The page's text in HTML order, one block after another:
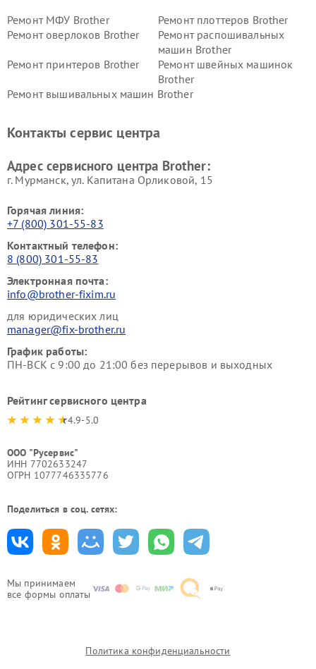
Мы принимаем
все формы оплаты
Ремонт МФУ Brother
Ремонт плоттеров Brother
Ремонт оверлоков Brother
Ремонт распошивальных
машин Brother
Ремонт принтеров Brother
Ремонт швейных машинок
Brother
Ремонт вышивальных машин Brother
Контакты сервис центра
Адрес сервисного центра Brother:
г. Мурманск, ул. Капитана Орликовой, 15
Горячая линия:
+7 (800) 301-55-83
Контактный телефон:
8 (800) 301-55-83
Электронная почта:
info@brother-fixim.ru
для юридических лиц
manager@fix-brother.ru
График работы:
ПН-ВСК с 9:00 до 21:00 без перерывов и выходных
Рейтинг сервисного центра
4.9-5.0
ООО "Русервис"
ИНН 7702633247
ОГРН 1077746335776
Поделиться в соц. сетях:
Политика конфиденциальности